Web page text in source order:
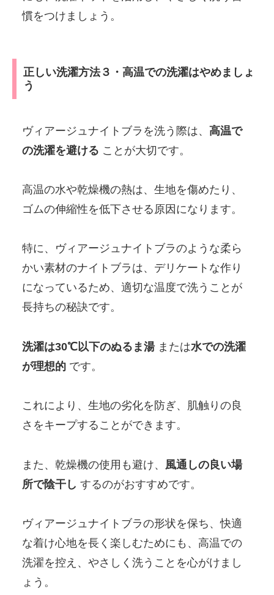
慣をつけましょう。
正しい洗濯方法３・高温での洗濯はやめましょ
う
ヴィアージュナイトブラを洗う際は、 高温で
の洗濯を避ける ことが大切です。
高温の水や乾燥機の熱は、生地を傷めたり、
ゴムの伸縮性を低下させる原因になります。
特に、ヴィアージュナイトブラのような柔ら
かい素材のナイトブラは、デリケートな作り
になっているため、適切な温度で洗うことが
長持ちの秘訣です。
洗濯は30℃以下のぬるま湯または水での洗濯
が理想的 です。
これにより、生地の劣化を防ぎ、肌触りの良
さをキープすることができます。
また、乾燥機の使用も避け、 風通しの良い場
所で陰干し するのがおすすめです。
ヴィアージュナイトブラの形状を保ち、快適
な着け心地を長く楽しむためにも、高温での
洗濯を控え、やさしく洗うことを心がけまし
ょう。